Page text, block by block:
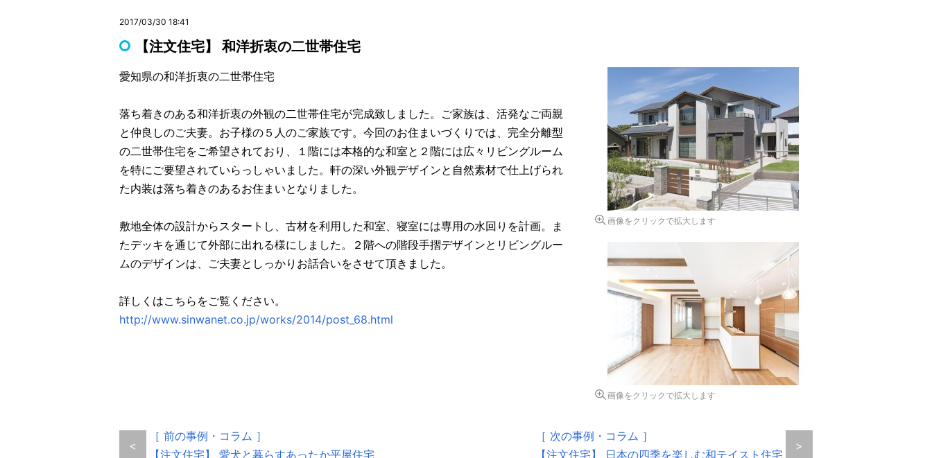
2017/03/30 18:41
【注文住宅】 和洋折衷の二世帯住宅
愛知県の和洋折衷の二世帯住宅
落ち着きのある和洋折衷の外観の二世帯住宅が完成致しました。ご家族は、活発なご両親
と仲良しのご夫妻。お子様の５人のご家族です。今回のお住まいづくりでは、完全分離型
の二世帯住宅をご希望されており、１階には本格的な和室と２階には広々リビングルーム
を特にご要望されていらっしゃいました。軒の深い外観デザインと自然素材で仕上げられ
た内装は落ち着きのあるお住まいとなりました。
敷地全体の設計からスタートし、古材を利用した和室、寝室には専用の水回りを計画。ま
たデッキを通じて外部に出れる様にしました。２階への階段手摺デザインとリビングルー
ムのデザインは、ご夫妻としっかりお話合いをさせて頂きました。
詳しくはこちらをご覧ください。
http://www.sinwanet.co.jp/works/2014/post_68.html
画像をクリックで拡大します
画像をクリックで拡大します
<
［ 前の事例・コラム ］
【注文住宅】 愛犬と暮らすあったか平屋住宅
［ 次の事例・コラム ］
【注文住宅】 日本の四季を楽しむ和テイスト住宅
>